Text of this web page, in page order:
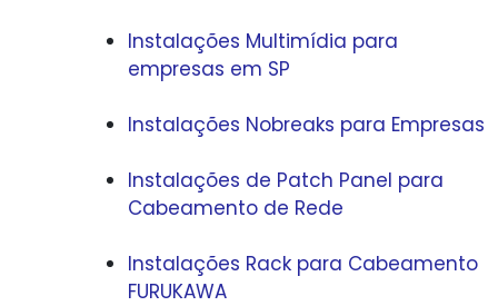
Instalações Multimídia para
empresas em SP
Instalações Nobreaks para Empresas
Instalações de Patch Panel para
Cabeamento de Rede
Instalações Rack para Cabeamento
FURUKAWA